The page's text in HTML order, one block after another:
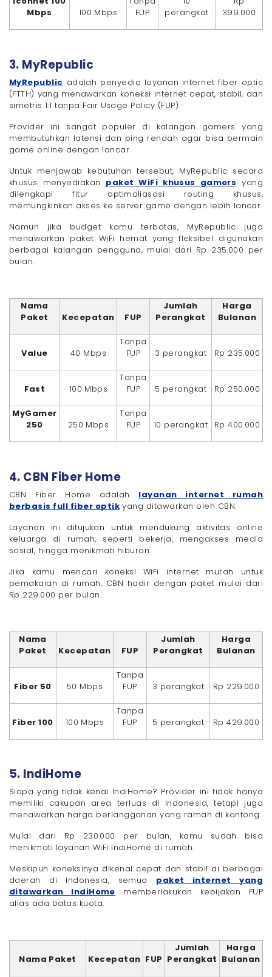
Mbps
100 Mbps
FUP
perangkat
399.000
3. MyRepublic
MyRepublic adalah penyedia layanan internet fiber optic
(FTTH) yang menawarkan koneksi internet cepat, stabil, dan
simetris 1:1 tanpa Fair Usage Policy (FUP).
Provider ini sangat populer di kalangan gamers yang
membutuhkan latensi dan ping rendah agar bisa bermain
game online dengan lancar.
Untuk menjawab kebutuhan tersebut, MyRepublic secara
khusus menyediakan paket WiFi khusus gamers yang
dilengkapi fitur optimaliasasi routing khusus,
memungkinkan akses ke server game dengan lebih lancar.
Namun jika budget kamu terbatas, MyRepublic juga
menawarkan paket WiFi hemat yang fleksibel digunakan
berbagai kalangan pengguna, mulai dari Rp 235.000 per
bulan.
Nama
Paket
Kecepatan FUP
Jumlah
Perangkat
Harga
Bulanan
Value 40 Mbps
Tanpa
FUP
3 perangkat Rp 235.000
Fast 100 Mbps
Tanpa
FUP
5 perangkat Rp 250.000
MyGamer
250
250 Mbps
Tanpa
FUP
10 perangkat Rp 400.000
4. CBN Fiber Home
CBN Fiber Home adalah layanan internet rumah
berbasis full fiber optik yang ditawarkan oleh CBN.
Layanan ini ditujukan untuk mendukung aktivitas online
keluarga di rumah, seperti bekerja, mengakses media
sosial, hingga menikmati hiburan.
Jika kamu mencari koneksi WiFi internet murah untuk
pemakaian di rumah, CBN hadir dengan paket mulai dari
Rp 229.000 per bulan.
Nama
Paket
Kecepatan FUP
Jumlah
Perangkat
Harga
Bulanan
Fiber 50 50 Mbps
Tanpa
FUP
3 perangkat Rp 229.000
Fiber 100 100 Mbps
Tanpa
FUP
5 perangkat Rp 429.000
5. IndiHome
Siapa yang tidak kenal IndiHome? Provider ini tidak hanya
memiliki cakupan area terluas di Indonesia, tetapi juga
menawarkan harga berlangganan yang ramah di kantong.
Mulai dari Rp 230.000 per bulan, kamu sudah bisa
menikmati layanan WiFi IndiHome di rumah.
Meskipun koneksinya dikenal cepat dan stabil di berbagai
daerah di Indonesia, semua paket internet yang
ditawarkan IndiHome memberlakukan kebijakan FUP
alias ada batas kuota.
Nama Paket Kecepatan FUP
Jumlah
Perangkat
Harga
Bulanan